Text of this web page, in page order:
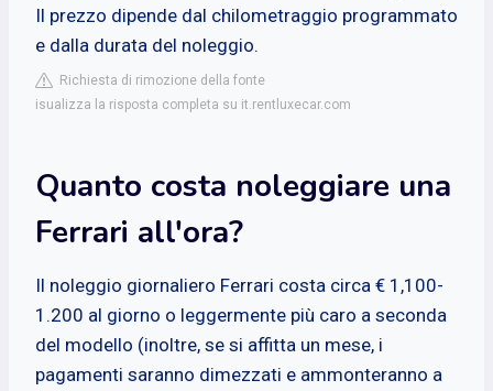
Il prezzo dipende dal chilometraggio programmato
e dalla durata del noleggio.
Richiesta di rimozione della fonte
isualizza la risposta completa su it.rentluxecar.com
Quanto costa noleggiare una
Ferrari all'ora?
Il noleggio giornaliero Ferrari costa circa € 1,100-
1.200 al giorno o leggermente più caro a seconda
del modello (inoltre, se si affitta un mese, i
pagamenti saranno dimezzati e ammonteranno a